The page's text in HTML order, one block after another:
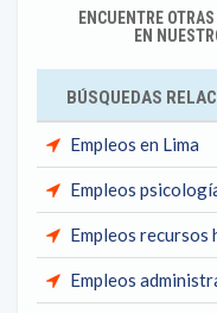
ENCUENTRE
EN
BÚSQUEDAS
Empleos en Lima
Empleos
Empleos recursos
Empleos